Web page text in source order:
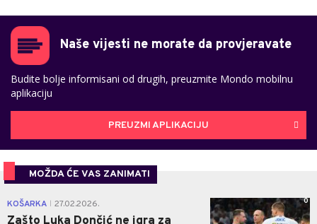
Naše vijesti ne morate da provjeravate
Budite bolje informisani od drugih, preuzmite Mondo mobilnu
aplikaciju
PREUZMI APLIKACIJU
MOŽDA ĆE VAS ZANIMATI
KOŠARKA 27.02.2026. 0